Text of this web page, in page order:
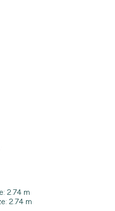
2.74 m
2.74 m